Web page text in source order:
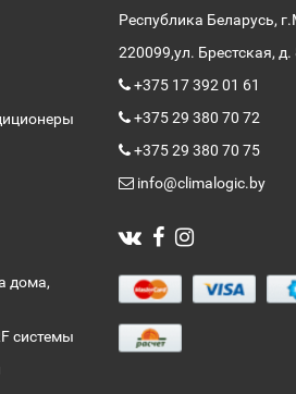
дома,
системы
Республика Беларусь,
220099,ул. Брестская,
+375 17 392 01 61
+375 29 380 70 72
+375 29 380 70 75
info@climalogic.by